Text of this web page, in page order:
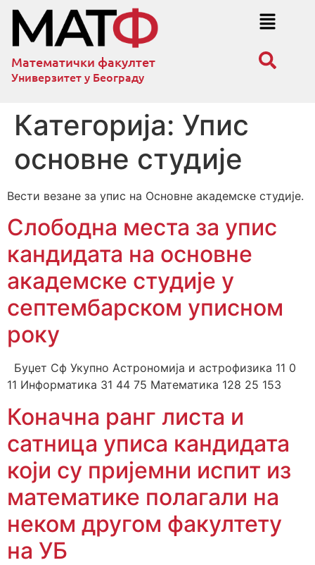
Математички факултет
Универзитет у Београду
Категорија: Упис
основне студије
Вести везане за упис на Основне академске студије.
Слободна места за упис
кандидата на основне
академске студије у
септембарском уписном
року
Буџет Сф Укупно Астрономија и астрофизика 11 0
11 Информатика 31 44 75 Математика 128 25 153
Коначна ранг листа и
сатница уписа кандидата
који су пријемни испит из
математике полагали на
неком другом факултету
на УБ